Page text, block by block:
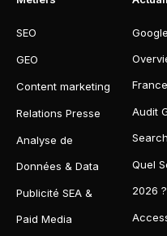
SEO
GEO
Content marketing
Relations Presse
Analyse de
Données & Data
Publicité SEA &
Paid Media
France
Audit
Search
Quel
2026 ?